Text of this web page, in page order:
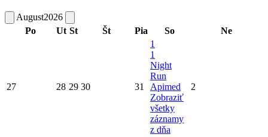
August2026
Po
Ut St Št Pia So Ne
27 28 29 30 31
1
1
Night
Run
Apimed
Zobraziť
všetky
záznamy
z dňa
2